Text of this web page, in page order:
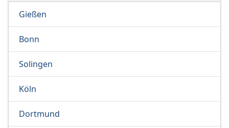
Gießen
Bonn
Solingen
Köln
Dortmund